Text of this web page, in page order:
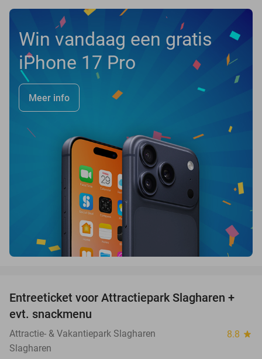
Win vandaag een gratis
iPhone 17 Pro
Meer info
41%
Entreeticket voor Attractiepark Slagharen +
evt. snackmenu
Attractie- & Vakantiepark Slagharen 8.8 star
Slagharen